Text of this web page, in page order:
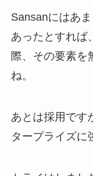
Sansanにはあ
あったとすれば
際、その要素を
ね。
あとは採用で
タープライズに